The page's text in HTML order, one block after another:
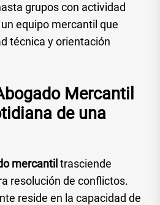
grupos con actividad
equipo mercantil que
técnica y orientación
Mercantil
de una
mercantil trasciende
resolución de conflictos.
reside en la capacidad de